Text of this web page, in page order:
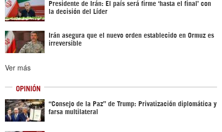
Presidente de Irán: El país será firme ‘hasta el final’ con
la decisión del Líder
Irán asegura que el nuevo orden establecido en Ormuz es
irreversible
Ver más
OPINIÓN
“Consejo de la Paz” de Trump: Privatización diplomática y
farsa multilateral